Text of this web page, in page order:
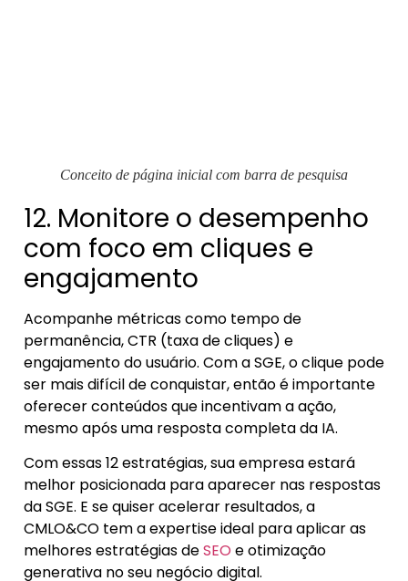
Conceito de página inicial com barra de pesquisa
12. Monitore o desempenho
com foco em cliques e
engajamento
Acompanhe métricas como tempo de
permanência, CTR (taxa de cliques) e
engajamento do usuário. Com a SGE, o clique pode
ser mais difícil de conquistar, então é importante
oferecer conteúdos que incentivam a ação,
mesmo após uma resposta completa da IA.
Com essas 12 estratégias, sua empresa estará
melhor posicionada para aparecer nas respostas
da SGE. E se quiser acelerar resultados, a
CMLO&CO tem a expertise ideal para aplicar as
melhores estratégias deSEO e otimização
generativa no seu negócio digital.